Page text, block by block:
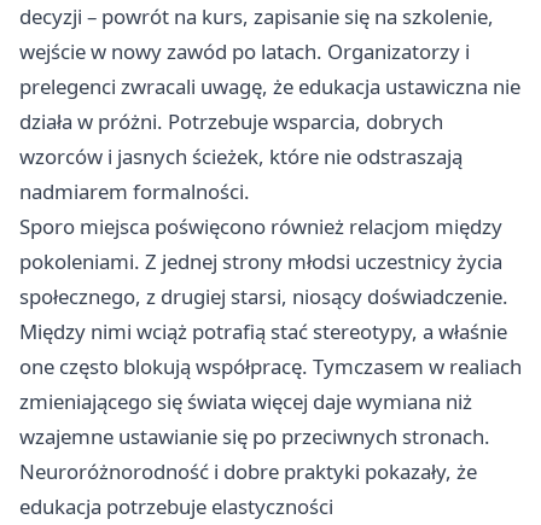
decyzji – powrót na kurs, zapisanie się na szkolenie,
wejście w nowy zawód po latach. Organizatorzy i
prelegenci zwracali uwagę, że edukacja ustawiczna nie
działa w próżni. Potrzebuje wsparcia, dobrych
wzorców i jasnych ścieżek, które nie odstraszają
nadmiarem formalności.
Sporo miejsca poświęcono również relacjom między
pokoleniami. Z jednej strony młodsi uczestnicy życia
społecznego, z drugiej starsi, niosący doświadczenie.
Między nimi wciąż potrafią stać stereotypy, a właśnie
one często blokują współpracę. Tymczasem w realiach
zmieniającego się świata więcej daje wymiana niż
wzajemne ustawianie się po przeciwnych stronach.
Neuroróżnorodność i dobre praktyki pokazały, że
edukacja potrzebuje elastyczności